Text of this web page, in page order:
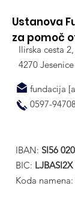
Ustanova
za pomoč
Ilirska cesta 2,
4270 Jesenice
fundacija
0597-94708
IBAN: SI56
BIC: LJBASI2X
Koda namena: